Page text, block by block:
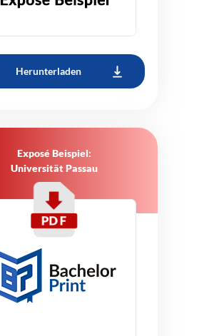
Herunterladen
Exposé Beispiel:
Universität Passau